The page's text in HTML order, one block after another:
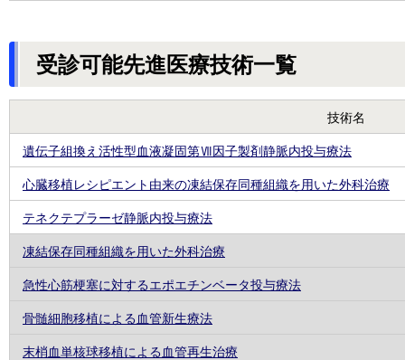
受診可能先進医療技術一覧
技術名
遺伝子組換え活性型血液凝固第Ⅶ因子製剤静脈内投与療法
心臓移植レシピエント由来の凍結保存同種組織を用いた外科治療
テネクテプラーゼ静脈内投与療法
凍結保存同種組織を用いた外科治療
急性心筋梗塞に対するエポエチンベータ投与療法
骨髄細胞移植による血管新生療法
末梢血単核球移植による血管再生治療